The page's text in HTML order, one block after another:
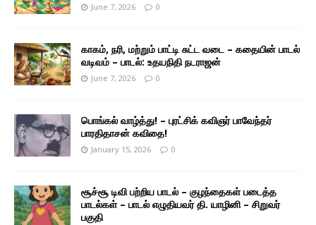
June 7, 2026 0
காகம், நரி, மற்றும் பாட்டி சுட்ட வடை – கதையின் பாடல்
வடிவம் – பாடல்: உதயநிதி நடராஜன்
June 7, 2026 0
பொங்கல் வாழ்த்து! – புரட்சிக் கவிஞர் பாவேந்தர்
பாரதிதாசன் கவிதை!
January 15, 2026 0
சூச்சூ டிவி பற்றிய பாடல் – குழந்தைகள் படைத்த
பாடல்கள் – பாடல் எழுதியவர் தி. யாழினி – சிறுவர்
பகுதி